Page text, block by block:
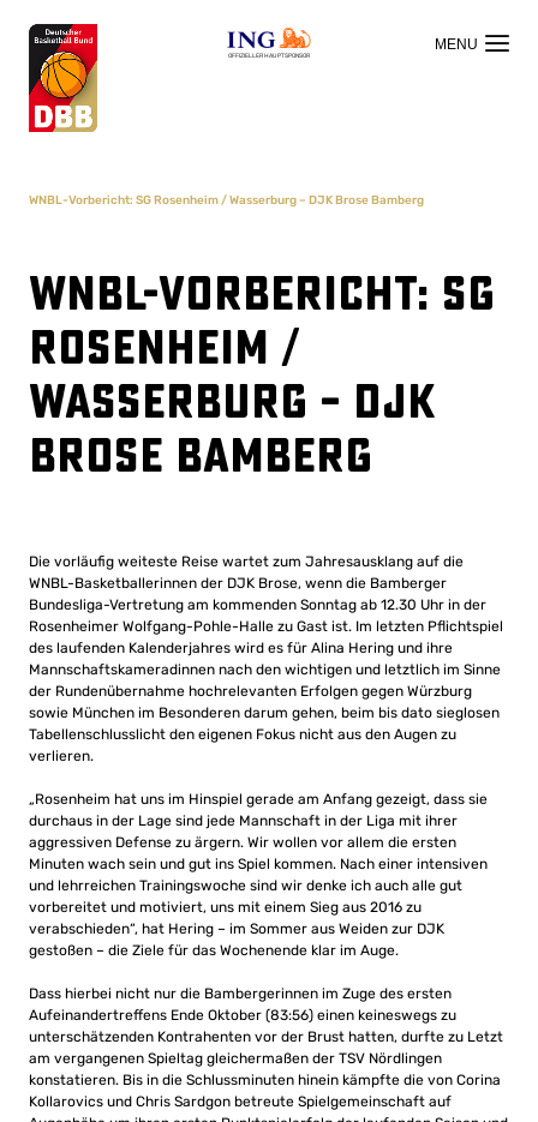
OFFIZIELLER HAUPTSPONSOR
WNBL-Vorbericht: SG Rosenheim / Wasserburg – DJK Brose Bamberg
WNBL-Vorbericht: SG
Rosenheim /
Wasserburg – DJK
Brose Bamberg
Die vorläufig weiteste Reise wartet zum Jahresausklang auf die
WNBL-Basketballerinnen der DJK Brose, wenn die Bamberger
Bundesliga-Vertretung am kommenden Sonntag ab 12.30 Uhr in der
Rosenheimer Wolfgang-Pohle-Halle zu Gast ist. Im letzten Pflichtspiel
des laufenden Kalenderjahres wird es für Alina Hering und ihre
Mannschaftskameradinnen nach den wichtigen und letztlich im Sinne
der Rundenübernahme hochrelevanten Erfolgen gegen Würzburg
sowie München im Besonderen darum gehen, beim bis dato sieglosen
Tabellenschlusslicht den eigenen Fokus nicht aus den Augen zu
verlieren.
„Rosenheim hat uns im Hinspiel gerade am Anfang gezeigt, dass sie
durchaus in der Lage sind jede Mannschaft in der Liga mit ihrer
aggressiven Defense zu ärgern. Wir wollen vor allem die ersten
Minuten wach sein und gut ins Spiel kommen. Nach einer intensiven
und lehrreichen Trainingswoche sind wir denke ich auch alle gut
vorbereitet und motiviert, uns mit einem Sieg aus 2016 zu
verabschieden“, hat Hering – im Sommer aus Weiden zur DJK
gestoßen – die Ziele für das Wochenende klar im Auge.
Dass hierbei nicht nur die Bambergerinnen im Zuge des ersten
Aufeinandertreffens Ende Oktober (83:56) einen keineswegs zu
unterschätzenden Kontrahenten vor der Brust hatten, durfte zu Letzt
am vergangenen Spieltag gleichermaßen der TSV Nördlingen
konstatieren. Bis in die Schlussminuten hinein kämpfte die von Corina
Kollarovics und Chris Sardgon betreute Spielgemeinschaft auf